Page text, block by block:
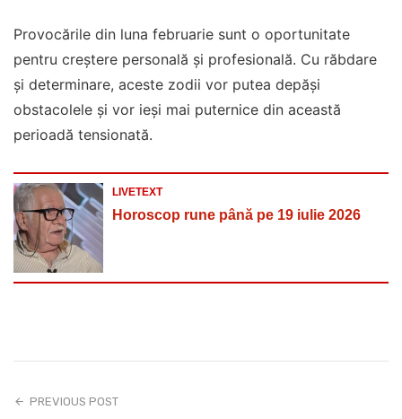
Provocările din luna februarie sunt o oportunitate
pentru creștere personală și profesională. Cu răbdare
și determinare, aceste zodii vor putea depăși
obstacolele și vor ieși mai puternice din această
perioadă tensionată.
LIVETEXT
Horoscop rune până pe 19 iulie 2026
PREVIOUS POST